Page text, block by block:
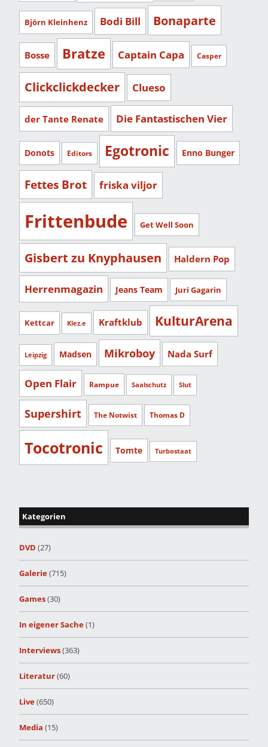
Björn Kleinhenz Bodi Bill Bonaparte
Bosse Bratze Captain Capa Casper
Clickclickdecker Clueso
der Tante Renate Die Fantastischen Vier
Donots Editors Egotronic Enno Bunger
Fettes Brot friska viljor
Frittenbude Get Well Soon
Gisbert zu Knyphausen Haldern Pop
Herrenmagazin Jeans Team Juri Gagarin
Kettcar Klez.e Kraftklub KulturArena
Leipzig Madsen Mikroboy Nada Surf
Open Flair Rampue Saalschutz Slut
Supershirt The Notwist Thomas D
Tocotronic Tomte Turbostaat
Kategorien
DVD (27)
Galerie(715)
Games(30)
In eigener Sache(1)
Interviews(363)
Literatur(60)
Live(650)
Media (15)